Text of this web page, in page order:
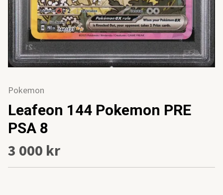
Pokemon
Leafeon 144 Pokemon PRE
PSA 8
3 000 kr